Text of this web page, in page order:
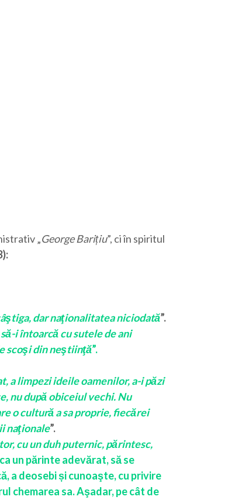
„George Barițiu”, ci în spiritul
):
dar naţionalitatea niciodată”.
i întoarcă cu sutele de ani
scoşi din neştiinţă”.
a limpezi ideile oamenilor, a-i păzi
nu după obiceiul vechi. Nu
o cultură a sa proprie, fiecărei
naţionale”.
cu un duh puternic, părintesc,
un părinte adevărat, să se
a deosebi și cunoaşte, cu privire
chemarea sa. Aşadar, pe cât de